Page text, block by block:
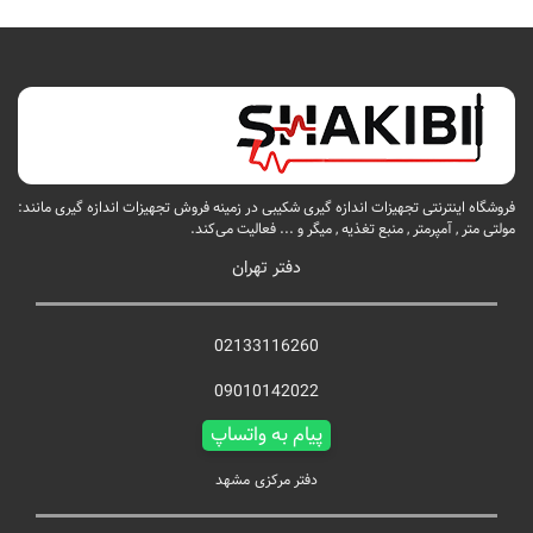
فروشگاه اینترنتی تجهیزات اندازه گیری شکیبی در زمینه فروش تجهیزات اندازه گیری مانند:
مولتی متر , آمپرمتر , منبع تغذیه , میگر و ... فعالیت می‌کند.
دفتر تهران
02133116260
09010142022
پیام به واتساپ
دفتر مرکزی مشهد